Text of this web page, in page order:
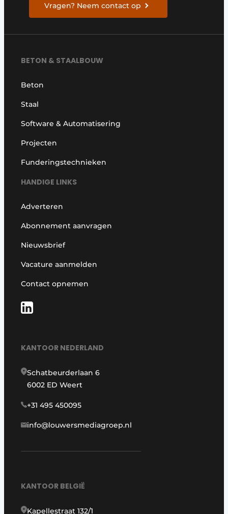
Vragen? Neem contact op
BETON & STAALBOUW
Beton
Staal
Software & Automatisering
Projecten
Funderingstechnieken
HANDIGE LINKS
Adverteren
Abonnement aanvragen
Nieuwsbrief
Vacature aanmelden
Contact opnemen
KANTOOR NEDERLAND
Schatbeurderlaan 6
6002 ED Weert
+31 495 450095
info@louwersmediagroep.nl
KANTOOR BELGIË
Kapellestraat 132/1